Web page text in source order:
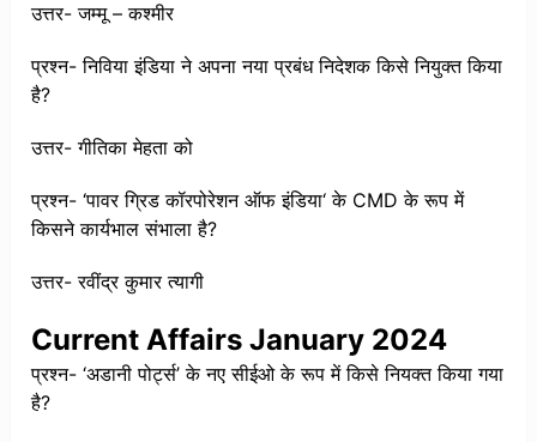
उत्तर- जम्मू – कश्मीर
प्रश्न- निविया इंडिया ने अपना नया प्रबंध निदेशक किसे नियुक्त किया
है?
उत्तर- गीतिका मेहता को
प्रश्न- ‘पावर ग्रिड कॉरपोरेशन ऑफ इंडिया‘ के CMD के रूप में
किसने कार्यभाल संभाला है?
उत्तर- रवींद्र कुमार त्यागी
Current Affairs January 2024
प्रश्न- ‘अडानी पोर्ट्स’ के नए सीईओ के रूप में किसे नियक्त किया गया
है?